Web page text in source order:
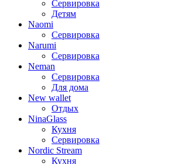
Сервировка
Детям
Naomi
Сервировка
Narumi
Сервировка
Neman
Сервировка
Для дома
New wallet
Отдых
NinaGlass
Кухня
Сервировка
Nordic Stream
Кухня